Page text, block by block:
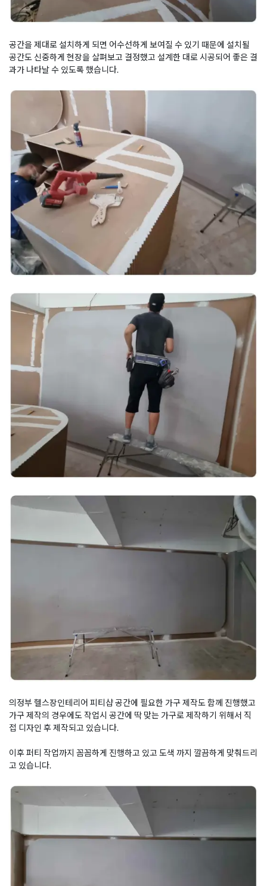
공간을 제대로 설치하게 되면 어수선하게 보여질 수 있기 때문에 설치될
공간도 신중하게 현장을 살펴보고 결정했고 설계한 대로 시공되어 좋은 결
과가 나타날 수 있도록 했습니다.
의정부 헬스장인테리어 피티샵 공간에 필요한 가구 제작도 함께 진행했고
가구 제작의 경우에도 작업시 공간에 딱 맞는 가구로 제작하기 위해서 직
접 디자인 후 제작되고 있습니다.
이후 퍼티 작업까지 꼼꼼하게 진행하고 있고 도색 까지 깔끔하게 맞춰드리
고 있습니다.